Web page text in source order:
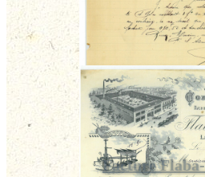
Facture